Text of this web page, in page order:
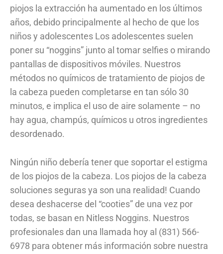
piojos la extracción ha aumentado en los últimos
años, debido principalmente al hecho de que los
niños y adolescentes Los adolescentes suelen
poner su “noggins” junto al tomar selfies o mirando
pantallas de dispositivos móviles. Nuestros
métodos no químicos de tratamiento de piojos de
la cabeza pueden completarse en tan sólo 30
minutos, e implica el uso de aire solamente – no
hay agua, champús, químicos u otros ingredientes
desordenado.
Ningún niño debería tener que soportar el estigma
de los piojos de la cabeza. Los piojos de la cabeza
soluciones seguras ya son una realidad! Cuando
desea deshacerse del “cooties” de una vez por
todas, se basan en Nitless Noggins. Nuestros
profesionales dan una llamada hoy al (831) 566-
6978 para obtener más información sobre nuestra